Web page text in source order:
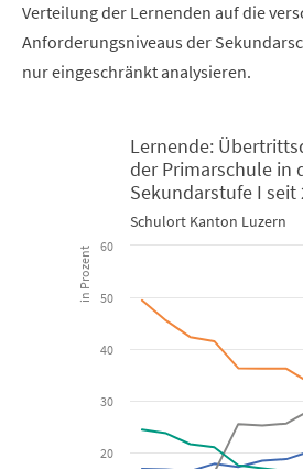
Verteilung der Lernenden auf die
Anforderungsniveaus der
nur eingeschränkt analysieren.
Lernende: Übertrittsquoten von der
Line chart with 5 lines.
Schulort Kanton Luzern
View as data table, Lernende:
The chart has 1 X axis displaying
The chart has 1 Y axis displaying in
in Prozent
Lernende:
der Primarschule in
Sekundarstufe I seit
Schulort Kanton Luzern
20
30
40
50
60